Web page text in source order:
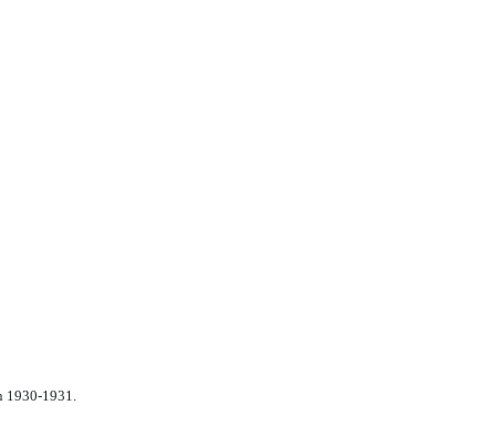
1931.